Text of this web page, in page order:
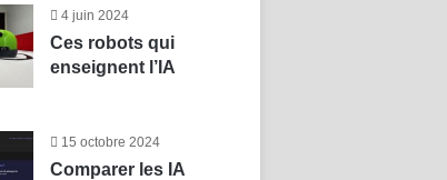
4 juin 2024
Ces robots qui
enseignent l’IA
15 octobre 2024
Comparer les IA